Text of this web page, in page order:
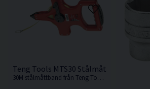
Teng Tools MTS30 Stålmåttband 30M
30M stålmåttband från Teng Tools.